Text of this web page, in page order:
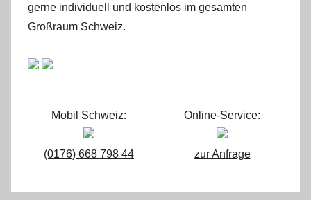
gerne individuell und kostenlos im gesamten
Großraum Schweiz.
Mobil Schweiz:
(0176) 668 798 44
Online-Service:
zur Anfrage